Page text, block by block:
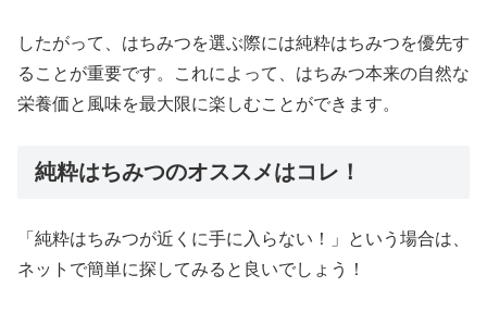
したがって、はちみつを選ぶ際には純粋はちみつを優先す
ることが重要です。これによって、はちみつ本来の自然な
栄養価と風味を最大限に楽しむことができます。
純粋はちみつのオススメはコレ！
「純粋はちみつが近くに手に入らない！」という場合は、
ネットで簡単に探してみると良いでしょう！